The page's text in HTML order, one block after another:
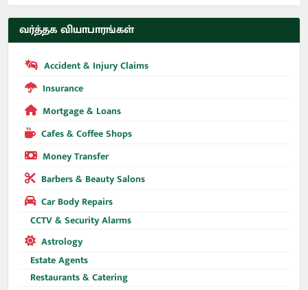
வர்த்தக வியாபாரங்கள்
Accident & Injury Claims
Insurance
Mortgage & Loans
Cafes & Coffee Shops
Money Transfer
Barbers & Beauty Salons
Car Body Repairs
CCTV & Security Alarms
Astrology
Estate Agents
Restaurants & Catering